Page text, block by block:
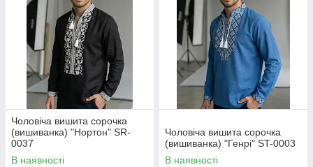
Чоловіча вишита сорочка
(вишиванка) "Нортон" SR-
0037
В наявності
Чоловіча вишита сорочка
(вишиванка) "Генрі" ST-0003
В наявності